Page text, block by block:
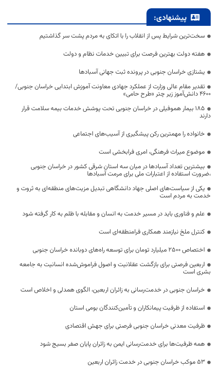
پیشنهادی:
سخت‌ترین شرایط پس از انقلاب را با اتکای به مردم پشت سر گذاشتیم
هفته دولت بهترین فرصت برای تبیین خدمات نظام و دولت
یشتازی خراسان جنوبی در پرونده ثبت جهانی آسبادها
تقدیر مقام عالی وزارت از عملکرد جهادی معاونت آموزش ابتدایی خراسان جنوبی/
۴۶۰۰ دانش‌آموز زیر چتر «طرح حامی»
۱۸۵ بیمار هموفیلی در خراسان جنوبی تحت پوشش خدمات بیمه سلامت قرار
دارند
خانواده را مهمترین رکن پیشگیری از آسیب‌های اجتماعی
موضوع میراث فرهنگی، امری فرابخشی است
بیشترین تعداد آسبادها در میان سه استان شرقی کشور در خراسان جنوبی
،ضرورت استفاده از اعتبارات ملی برای مرمت آسبادها
یکی از سیاست‌های اصلی جهاد دانشگاهی تبدیل مزیت‌های منطقه‌ای به ثروت و
خدمت به مردم است
علم و فناوری باید در مسیر خدمت به انسان و مقابله با ظلم به کار گرفته شود
کنترل ملخ نیازمند همکاری فرامنطقه‌ای است
اختصاص 2500 میلیارد تومان برای توسعه راه‌های دوبانده خراسان جنوبی
اربعین فرصتی برای بازگشت عقلانیت و اصول فراموش‌شده انسانیت به جامعه
بشری است
خراسان جنوبی در خدمت‌رسانی به زائران اربعین، الگوی همدلی و اخلاص است
استفاده از ظرفیت پیمانکاران و تأمین‌کنندگان بومی استان
ظرفیت معدنی خراسان جنوبی فرصتی برای جهش اقتصادی
همه ظرفیت‌ها برای خدمت‌رسانی ایمن به زائران پایان صفر بسیج شود
53 موکب خراسان جنوبی در خدمت زائران اربعین